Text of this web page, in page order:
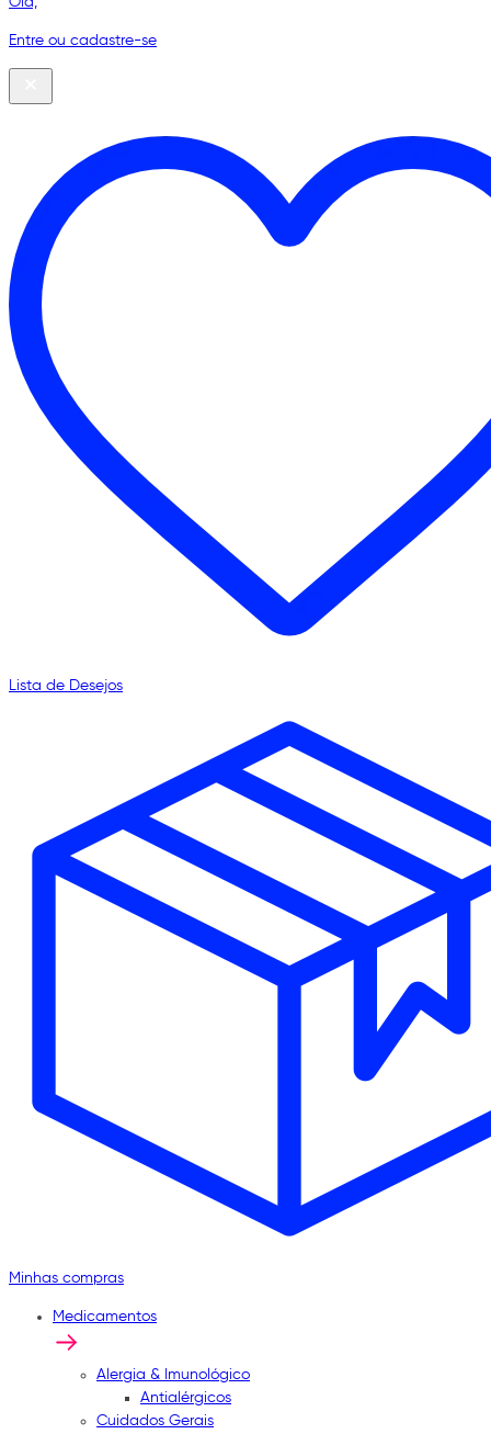
Entre ou cadastre-se
Lista de Desejos
Minhas compras
Medicamentos
Alergia & Imunológico
Antialérgicos
Cuidados Gerais